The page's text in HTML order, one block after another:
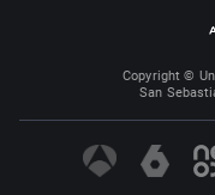
Copyright ©
San